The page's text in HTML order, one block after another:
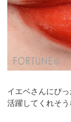
イエベさんにぴ
活躍してくれそ